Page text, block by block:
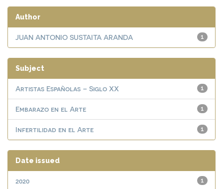
Author
1
JUAN ANTONIO SUSTAITA ARANDA
Subject
1
Artistas Españolas – Siglo XX
1
Embarazo en el Arte
1
Infertilidad en el Arte
Date issued
1
2020